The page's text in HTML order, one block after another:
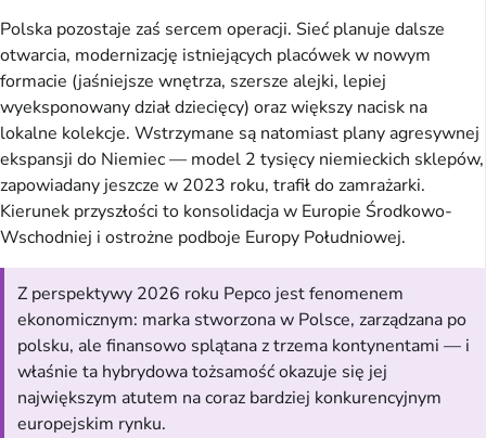
Polska pozostaje zaś sercem operacji. Sieć planuje dalsze
otwarcia, modernizację istniejących placówek w nowym
formacie (jaśniejsze wnętrza, szersze alejki, lepiej
wyeksponowany dział dziecięcy) oraz większy nacisk na
lokalne kolekcje. Wstrzymane są natomiast plany agresywnej
ekspansji do Niemiec — model 2 tysięcy niemieckich sklepów,
zapowiadany jeszcze w 2023 roku, trafił do zamrażarki.
Kierunek przyszłości to konsolidacja w Europie Środkowo-
Wschodniej i ostrożne podboje Europy Południowej.
Z perspektywy 2026 roku Pepco jest fenomenem
ekonomicznym: marka stworzona w Polsce, zarządzana po
polsku, ale finansowo splątana z trzema kontynentami — i
właśnie ta hybrydowa tożsamość okazuje się jej
największym atutem na coraz bardziej konkurencyjnym
europejskim rynku.